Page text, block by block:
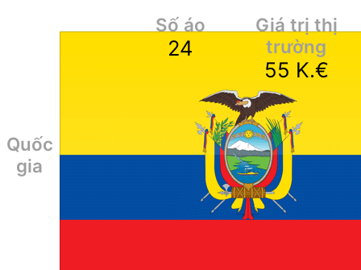
Quốc
gia
Số áo
24
Giá trị thị
trường
55 K.€